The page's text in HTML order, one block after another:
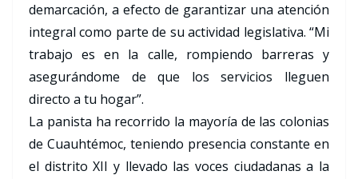
demarcación, a efecto de garantizar una atención
integral como parte de su actividad legislativa. “Mi
trabajo es en la calle, rompiendo barreras y
asegurándome de que los servicios lleguen
directo a tu hogar”.
La panista ha recorrido la mayoría de las colonias
de Cuauhtémoc, teniendo presencia constante en
el distrito XII y llevado las voces ciudadanas a la